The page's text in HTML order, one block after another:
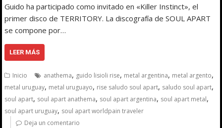
Guido ha participado como invitado en «Killer Instinct», el
primer disco de TERRITORY. La discografía de SOUL APART
se compone por…
LEER MÁS
Inicio anathema, guido lisioli rise, metal argentina, metal argento,
metal uruguay, metal uruguayo, rise saludo soul apart, saludo soul apart,
soul apart, soul apart anathema, soul apart argentina, soul apart metal,
soul apart uruguay, soul apart worldpain traveler
Deja un comentario